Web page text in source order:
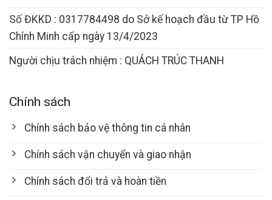
Số ĐKKD : 0317784498 do Sở kế hoạch đầu từ TP Hồ
Chính Minh cấp ngày 13/4/2023
Người chịu trách nhiệm : QUÁCH TRÚC THANH
Chính sách
Chính sách bảo vệ thông tin cá nhân
Chính sách vận chuyển và giao nhận
Chính sách đổi trả và hoàn tiền